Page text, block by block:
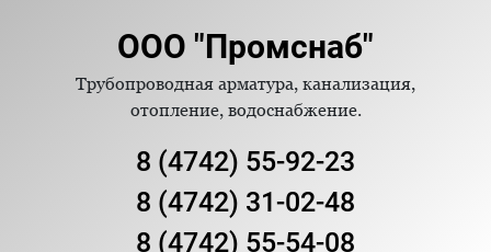
ООО "Промснаб"
Трубопроводная арматура, канализация,
отопление, водоснабжение.
8 (4742) 55-92-23
8 (4742) 31-02-48
8 (4742) 55-54-08